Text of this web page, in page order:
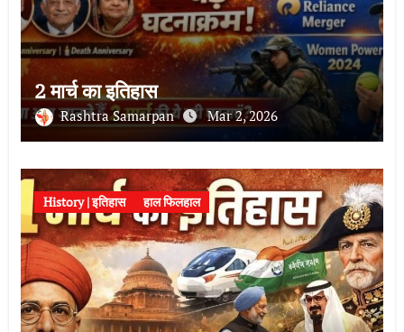
2 मार्च का इतिहास
Rashtra Samarpan Mar 2, 2026
History | इतिहास हाल फिलहाल